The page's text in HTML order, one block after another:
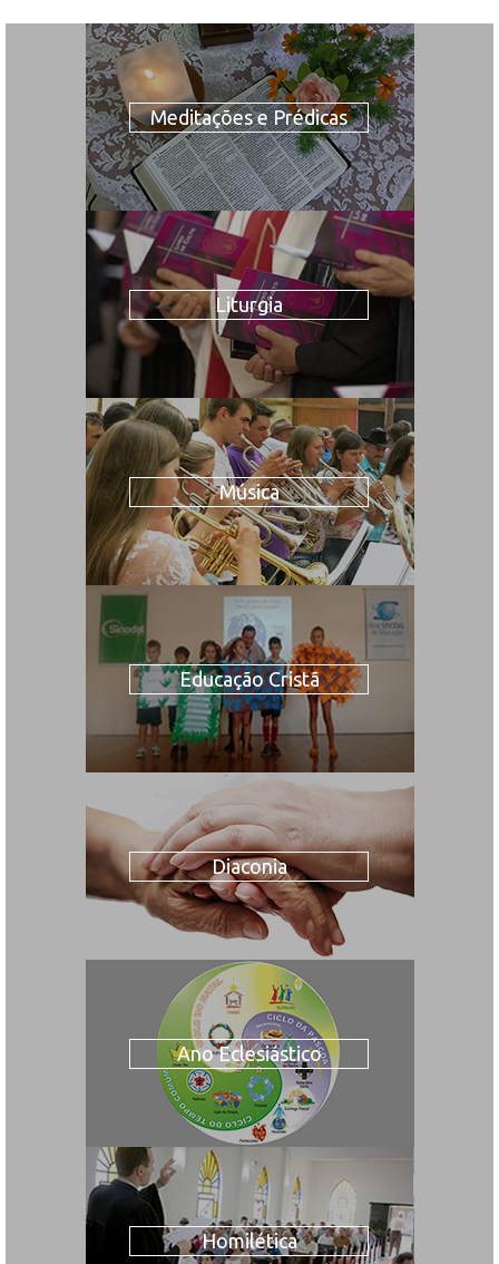
Meditações e Prédicas
Liturgia
Música
Educação Cristã
Diaconia
Ano Eclesiástico
Homilética